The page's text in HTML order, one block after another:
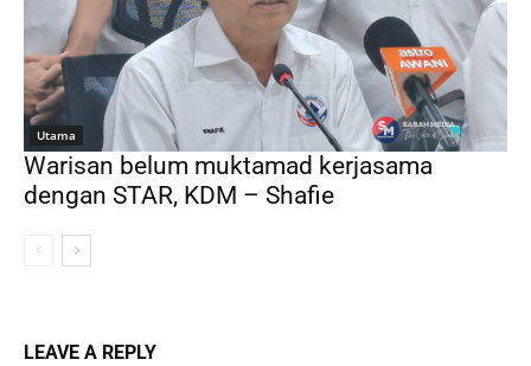
Utama
Warisan belum muktamad kerjasama
dengan STAR, KDM – Shafie
LEAVE A REPLY